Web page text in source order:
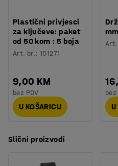
Plastični privjesci
za ključeve: paket
od 50 kom : 5 boja
Art. br.:101271
9,00 KM
bez PDV
U KOŠARICU
mm
bez
Slični proizvodi